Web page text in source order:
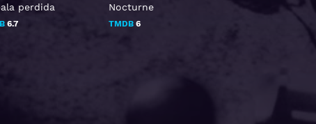
perdida
6.7
Nocturne
TMDB6
Mientras el